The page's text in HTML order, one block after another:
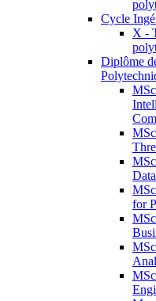
Cycle
X -
Diplôme
for